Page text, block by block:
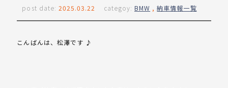
post date: 2025.03.22 categoy: BMW ,納車情報一覧
こんばんは、松澤です ♪